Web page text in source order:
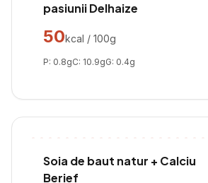
pasiunii Delhaize
50kcal / 100g
P: 0.8gC: 10.9gG: 0.4g
Soia de baut natur + Calciu
Berief